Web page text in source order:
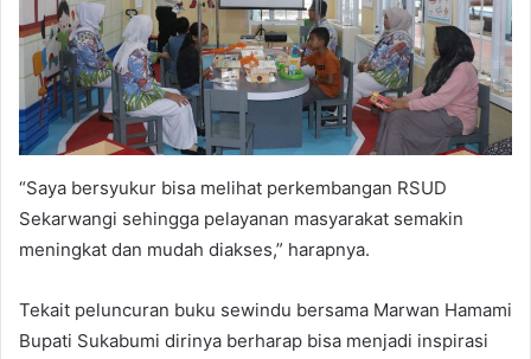
“Saya bersyukur bisa melihat perkembangan RSUD
Sekarwangi sehingga pelayanan masyarakat semakin
meningkat dan mudah diakses,” harapnya.
Tekait peluncuran buku sewindu bersama Marwan Hamami
Bupati Sukabumi dirinya berharap bisa menjadi inspirasi